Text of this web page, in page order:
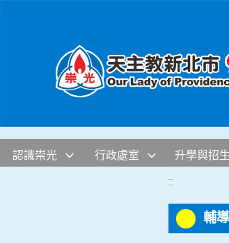
認識崇光 行政處室 升學與招生
:::
輔